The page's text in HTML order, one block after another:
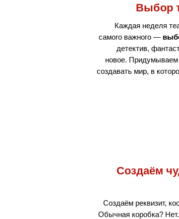
Выбор
Каждая неделя
самого важного —
детектив,
новое.
создавать мир, в
Создаём
Создаём реквизит,
Обычная коробка?